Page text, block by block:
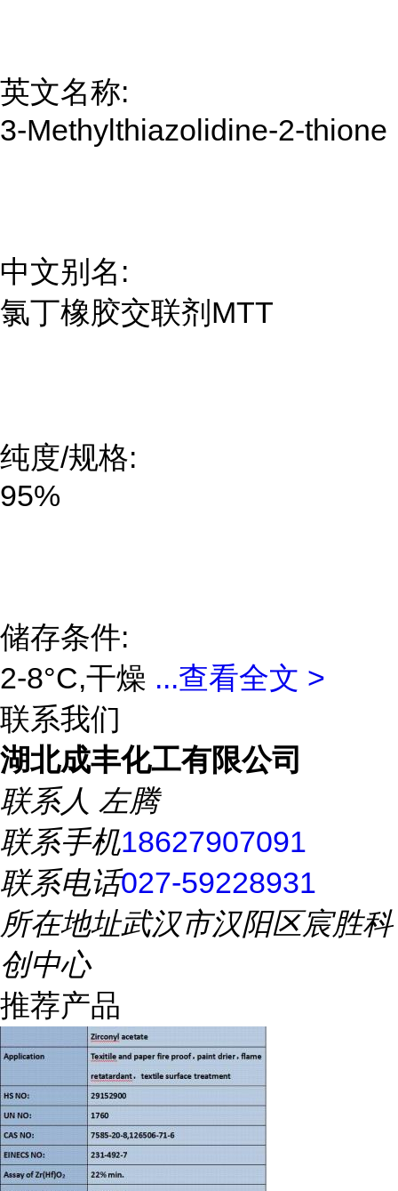
英文名称:
3-Methylthiazolidine-2-thione
中文别名:
氯丁橡胶交联剂MTT
纯度/规格:
95%
储存条件:
2-8°C,干燥 ...查看全文 >
联系我们
湖北成丰化工有限公司
联系人 左腾
联系手机18627907091
联系电话027-59228931
所在地址武汉市汉阳区宸胜科
创中心
推荐产品